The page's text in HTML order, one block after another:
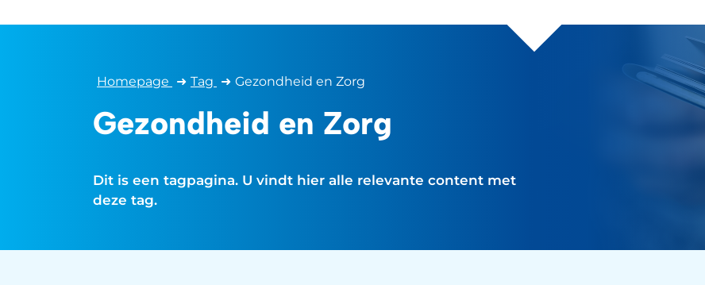
Homepage ➜ Tag ➜ Gezondheid en Zorg
Gezondheid en Zorg
Dit is een tagpagina. U vindt hier alle relevante content met
deze tag.